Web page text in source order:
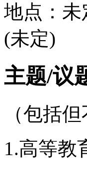
地点：未
(未定)
主题/议
（包括但
1.高等教